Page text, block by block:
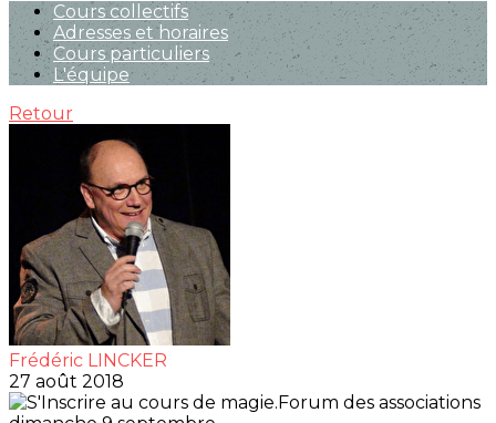
Cours collectifs
Adresses et horaires
Cours particuliers
L'équipe
Retour
Frédéric LINCKER
27 août 2018